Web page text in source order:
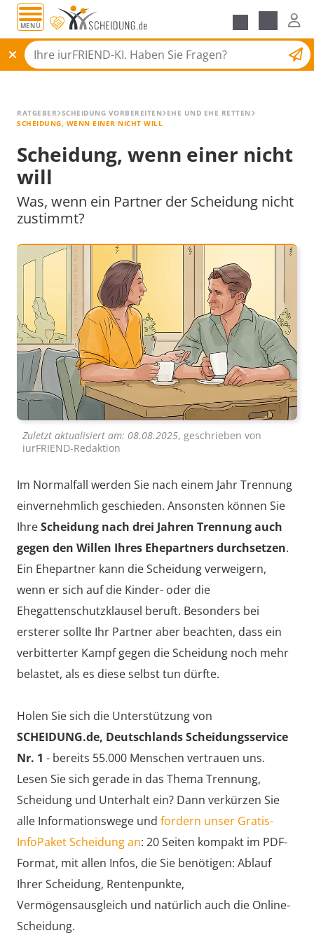
MENÜ
Scheidungsantrag
Alle Ratgeber
RATGEBER SCHEIDUNG VORBEREITEN
EHE UND EHE RETTEN
SCHEIDUNG, WENN EINER NICHT WILL
Scheidung, wenn einer nicht
will
Was, wenn ein Partner der Scheidung nicht
zustimmt?
Zuletzt aktualisiert am: 08.08.2025, geschrieben von
iurFRIEND-Redaktion
Im Normalfall werden Sie nach einem Jahr Trennung
einvernehmlich geschieden. Ansonsten können Sie
IhreScheidung nach drei Jahren Trennung auch
gegen den Willen Ihres Ehepartners durchsetzen.
Ein Ehepartner kann die Scheidung verweigern,
wenn er sich auf die Kinder- oder die
Ehegattenschutzklausel beruft. Besonders bei
ersterer sollte Ihr Partner aber beachten, dass ein
verbitterter Kampf gegen die Scheidung noch mehr
belastet, als es diese selbst tun dürfte.
Holen Sie sich die Unterstützung von
SCHEIDUNG.de, Deutschlands Scheidungsservice
Nr. 1 - bereits 55.000 Menschen vertrauen uns.
Lesen Sie sich gerade in das Thema Trennung,
Scheidung und Unterhalt ein? Dann verkürzen Sie
alle Informationswege und fordern unser Gratis-
InfoPaket Scheidung an: 20 Seiten kompakt im PDF-
Format, mit allen Infos, die Sie benötigen: Ablauf
Ihrer Scheidung, Rentenpunkte,
Vermögensausgleich und natürlich auch die Online-
Scheidung.